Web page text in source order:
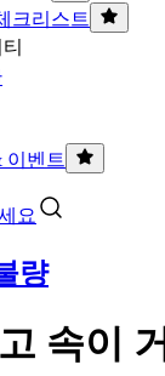
크리스트
이벤트
요
량
속이